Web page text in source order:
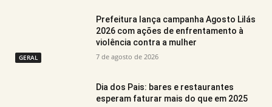
GERAL
Prefeitura lança campanha Agosto Lilás
2026 com ações de enfrentamento à
violência contra a mulher
7 de agosto de 2026
Dia dos Pais: bares e restaurantes
esperam faturar mais do que em 2025